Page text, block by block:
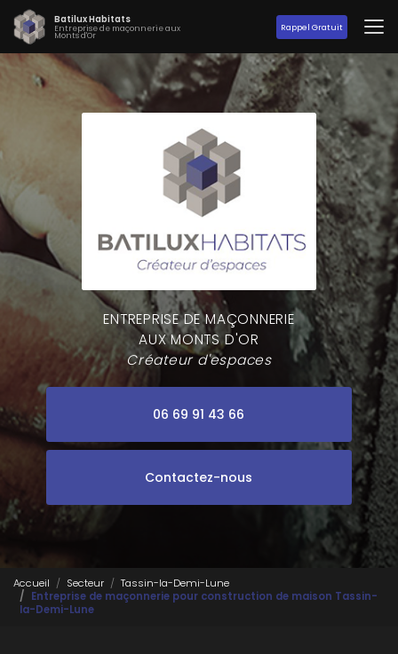
Aller
au
contenu
principal
Batilux Habitats
Entreprise de maçonnerie aux
Monts d'Or
Rappel Gratuit
ENTREPRISE DE MAÇONNERIE
AUX MONTS D'OR
Créateur d'espaces
06 69 91 43 66
Contactez-nous
Accueil Secteur
Tassin-la-Demi-Lune
Entreprise de maçonnerie pour construction de maison Tassin-
la-Demi-Lune